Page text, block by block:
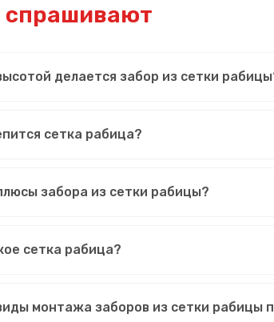
спрашивают
делается забор из сетки
сетка рабица?
забора из сетки рабицы?
сетка рабица?
монтажа заборов из сетки рабицы